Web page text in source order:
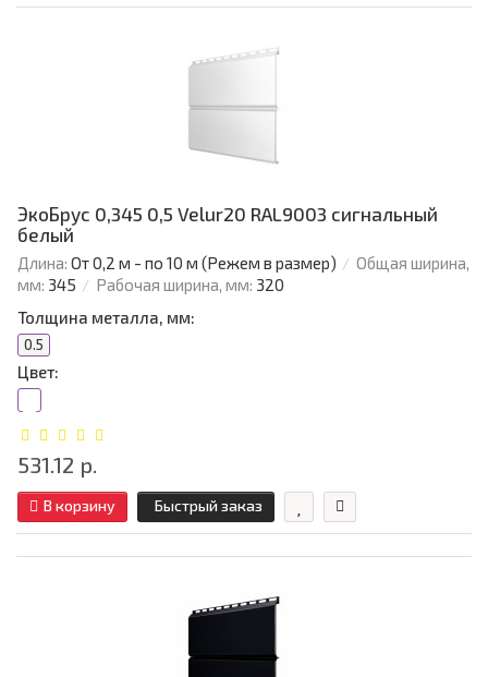
ЭкоБрус 0,345 0,5 Velur20 RAL9003 сигнальный
белый
Длина: От 0,2 м - по 10 м (Режем в размер)
Общая ширина,
мм: 345 Рабочая ширина, мм: 320
Толщина металла, мм:
0.5
Цвет:
531.12 р.
В корзину Быстрый заказ